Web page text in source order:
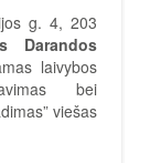
g. 4, 203
Darandos
laivybos
bei
viešas